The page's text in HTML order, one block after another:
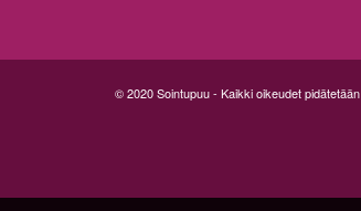
© 2020 Sointupuu - Kaikki oikeudet pidätetään